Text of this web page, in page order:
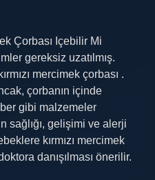
Çorbası Içebilir Mi
gereksiz uzatılmış.
mercimek çorbası .
çorbanın içinde
gibi malzemeler
sağlığı, gelişimi ve alerji
kırmızı mercimek
danışılması önerilir.